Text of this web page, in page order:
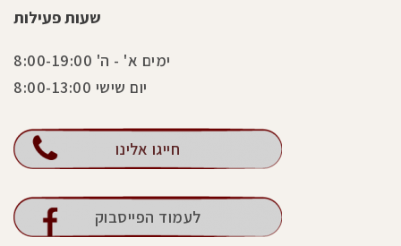
שעות פעילות
ימים א' - ה' 8:00-19:00
יום שישי 8:00-13:00
חייגו אלינו
לעמוד הפייסבוק